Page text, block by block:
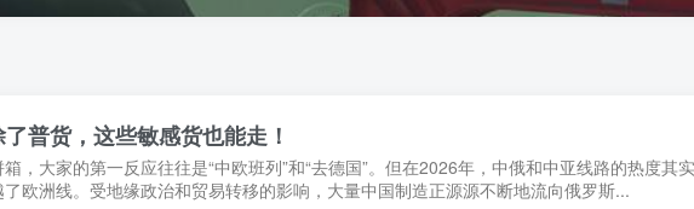
普货，这些敏感货也能走！
，大家的第一反应往往是“中欧班列”和“去德国”。但在2026年，中俄和中亚线路的热度其
欧洲线。受地缘政治和贸易转移的影响，大量中国制造正源源不断地流向俄罗斯...